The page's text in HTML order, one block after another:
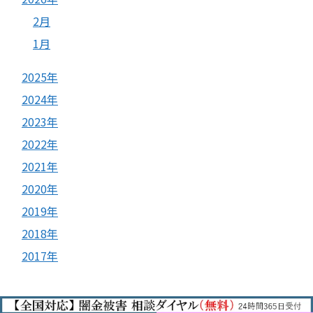
2月
1月
2025年
2024年
2023年
2022年
2021年
2020年
2019年
2018年
2017年